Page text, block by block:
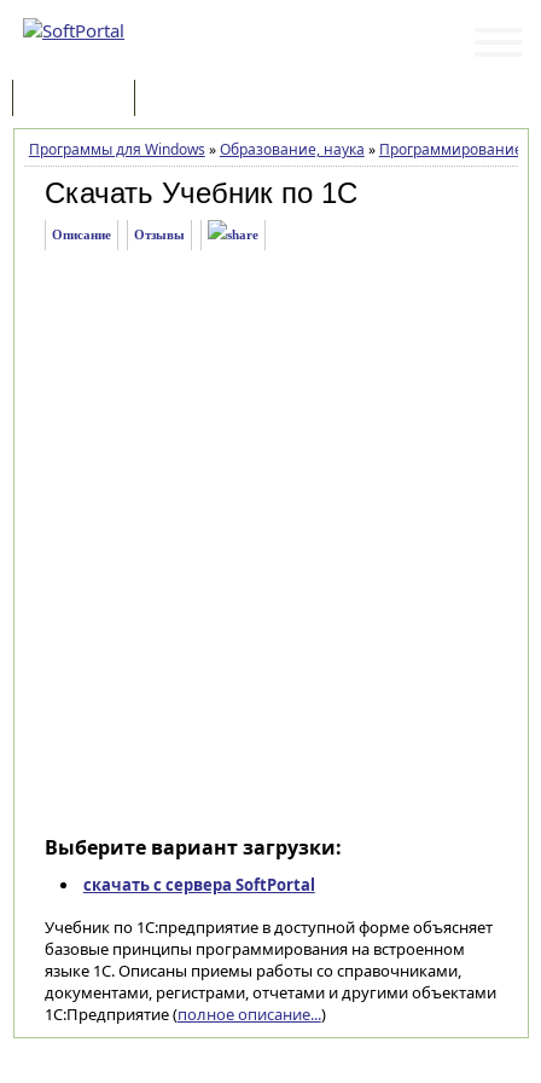
Программы для Windows »Образование, наука » Программирование
Скачать Учебник по 1С
Описание Отзывы
Выберите вариант загрузки:
скачать с сервера SoftPortal
Учебник по 1С:предприятие в доступной форме объясняет
базовые принципы программирования на встроенном
языке 1С. Описаны приемы работы со справочниками,
документами, регистрами, отчетами и другими объектами
1С:Предприятие (полное описание...)